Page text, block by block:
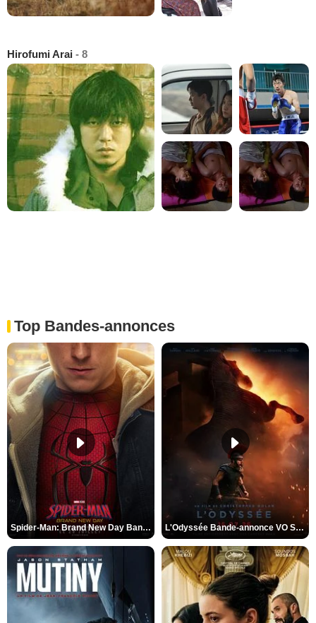
Hirofumi Arai - 8
Top Bandes-annonces
Spider-Man: Brand New Day Bande-annonce VO STFR L'Odyssée Bande-annonce VO STFR